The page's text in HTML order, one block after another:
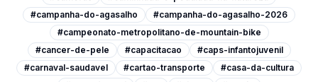
#campanha-do-agasalho
#campanha-do-agasalho-2026
#campeonato-metropolitano-de-mountain-bike
#cancer-de-pele
#capacitacao
#caps-infantojuvenil
#carnaval-saudavel
#cartao-transporte
#casa-da-cultura